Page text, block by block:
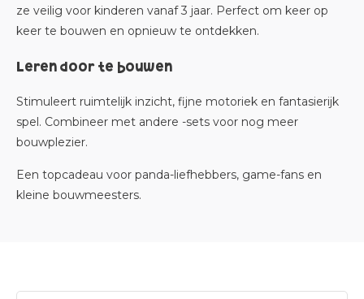
ze veilig voor kinderen vanaf 3 jaar. Perfect om keer op
keer te bouwen en opnieuw te ontdekken.
Leren door te bouwen
Stimuleert ruimtelijk inzicht, fijne motoriek en fantasierijk
spel. Combineer met andere -sets voor nog meer
bouwplezier.
Een topcadeau voor panda-liefhebbers, game-fans en
kleine bouwmeesters.